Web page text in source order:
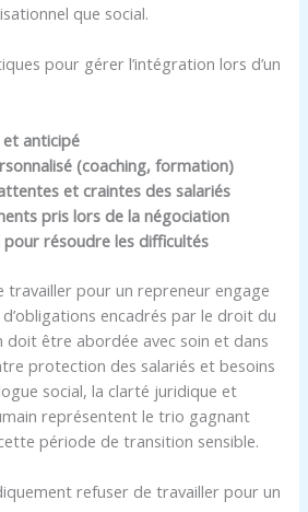
que social.
pour gérer l’intégration lors d’un
anticipé
(coaching, formation)
et craintes des salariés
pris lors de la négociation
résoudre les difficultés
travailler pour un repreneur engage
encadrés par le droit du
doit être abordée avec soin et dans
protection des salariés et besoins
social, la clarté juridique et
représentent le trio gagnant
période de transition sensible.
refuser de travailler pour un